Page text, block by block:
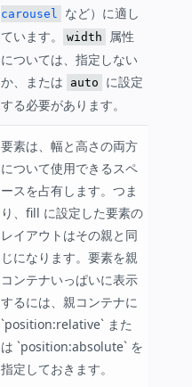
carousel
など）に適し
ています。
width
属性
については、指定しない
か、または
auto
に設定
する必要があります。
要素は、幅と高さの両方
について使用できるスペ
ースを占有します。つま
り、fill に設定した要素の
レイアウトはその親と同
じになります。要素を親
コンテナいっぱいに表示
するには、親コンテナに
`position:relative` また
は `position:absolute` を
指定しておきます。